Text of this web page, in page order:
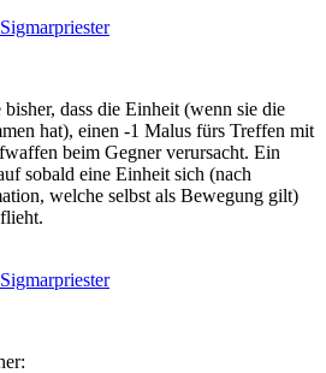
bisher, dass die Einheit (wenn sie die
hat), einen -1 Malus fürs Treffen mit
beim Gegner verursacht. Ein
sobald eine Einheit sich (nach
welche selbst als Bewegung gilt)